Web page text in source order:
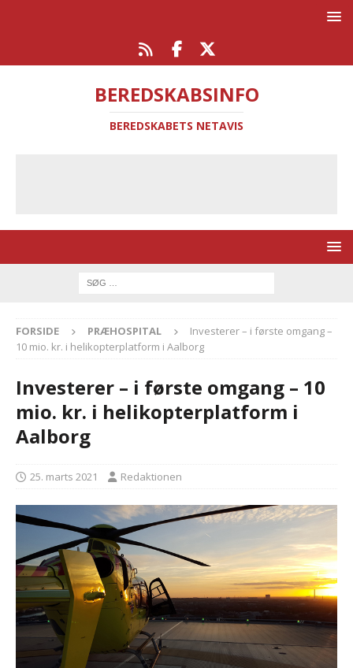
BEREDSKABSINFO
BEREDSKABETS NETAVIS
FORSIDE PRÆHOSPITAL
Investerer – i første omgang –
10 mio. kr. i helikopterplatform i Aalborg
Investerer – i første omgang – 10
mio. kr. i helikopterplatform i
Aalborg
25. marts 2021 Redaktionen